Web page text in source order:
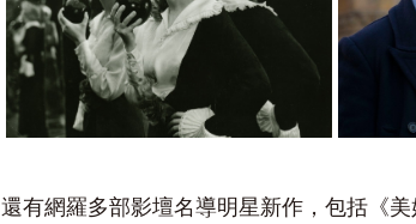
還有網羅多部影壇名導明星新作，包括《